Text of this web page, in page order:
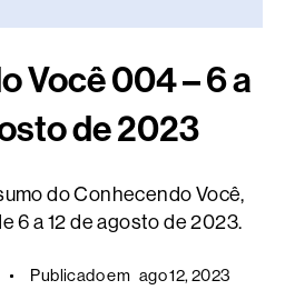
Você 004 – 6 a
de 2023
do Conhecendo Você,
6 a 12 de agosto de 2023.
Publicado em ago 12, 2023